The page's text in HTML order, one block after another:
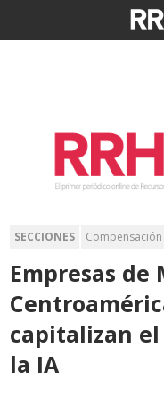
SECCIONES
Empresas de
capitalizan
la IA